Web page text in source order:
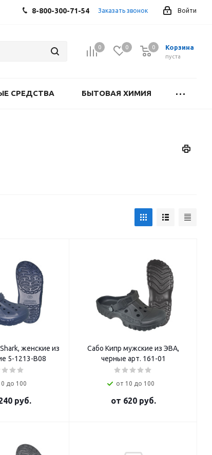
Войти
8-800-300-71-54 Заказать звонок
0 0 Корзина
0
пуста
0
СРЕДСТВА БЫТОВАЯ ХИМИЯ
женские из
5-1213-В08
до 100
руб.
Сабо Кипр мужские из ЭВА,
черные арт. 161-01
от 10 до 100
от 620 руб.